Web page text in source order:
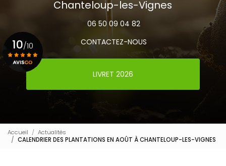
Chanteloup-les-Vignes
06 50 09 04 82
CONTACTEZ-NOUS
LIVRET 2026
10/10
Accueil
Actualités
CALENDRIER DES PLANTATIONS EN AOÛT À CHANTELOUP-LES-VIGNES